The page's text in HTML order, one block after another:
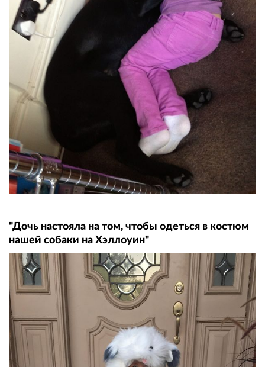
"Дочь настояла на том, чтобы одеться в костюм
нашей собаки на Хэллоуин"